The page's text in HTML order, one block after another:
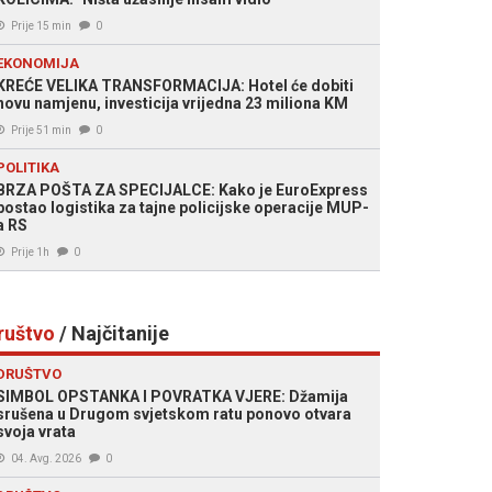
Prije 15 min 0
VELIKA TRANSFORMACIJA: Hotel će dobiti
namjenu, investicija vrijedna 23 miliona KM
Prije 51 min 0
POŠTA ZA SPECIJALCE: Kako je EuroExpress
logistika za tajne policijske operacije MUP-
RS
Prije 1h 0
/ Najčitanije
OPSTANKA I POVRATKA VJERE: Džamija
u Drugom svjetskom ratu ponovo otvara
vrata
04. Avg. 2026 0